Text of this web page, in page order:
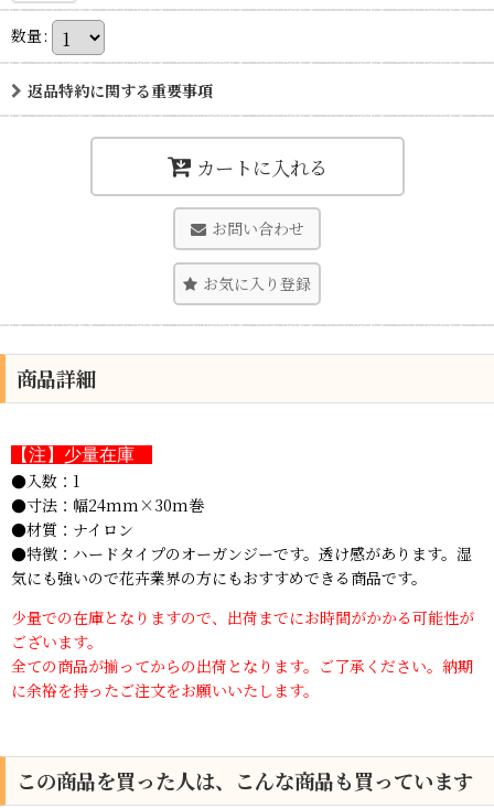
数量:
返品特約に関する重要事項
カートに入れる
お問い合わせ
お気に入り登録
商品詳細
【注】少量在庫
●入数：1
●寸法：幅24mm×30m巻
●材質：ナイロン
●特徴：ハードタイプのオーガンジーです。透け感があります。湿
気にも強いので花卉業界の方にもおすすめできる商品です。
少量での在庫となりますので、出荷までにお時間がかかる可能性が
ございます。
全ての商品が揃ってからの出荷となります。ご了承ください。納期
に余裕を持ったご注文をお願いいたします。
この商品を買った人は、こんな商品も買っています